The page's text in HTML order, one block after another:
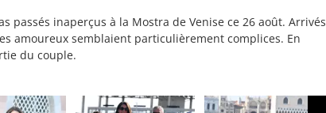
passés inaperçus à la Mostra de Venise ce 26 août. Arrivés
amoureux semblaient particulièrement complices. En
du couple.